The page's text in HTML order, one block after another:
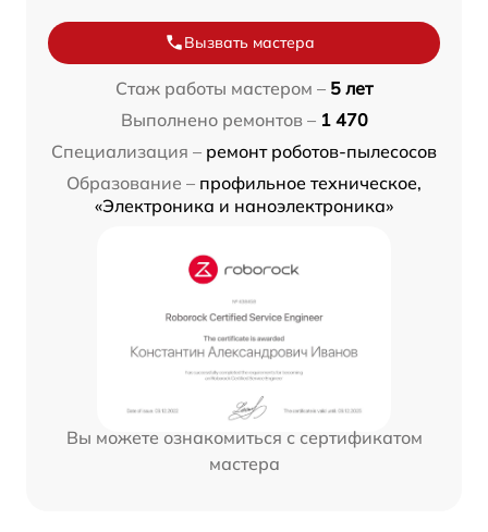
Вызвать мастера
Стаж работы мастером – 5 лет
Выполнено ремонтов – 1 470
Специализация – ремонт роботов-пылесосов
Образование – профильное техническое,
«Электроника и наноэлектроника»
Вы можете ознакомиться с сертификатом
мастера